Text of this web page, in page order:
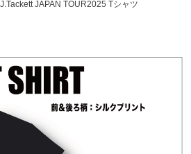
JAPAN TOUR2025 Tシャツ